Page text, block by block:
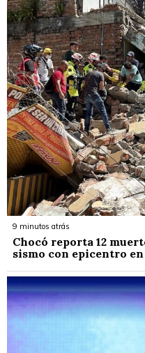
9 minutos atrás
Chocó reporta 12
sismo con epicentro